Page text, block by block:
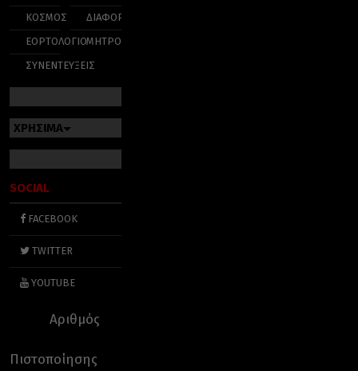
ΚΟΣΜΟΣ
ΕΟΡΤΟΛΟΓΙΟ
ΣΥΝΕΝΤΕΥΞΕΙΣ
ΔΙΑΦΟΡΑ
ΜΗΤΡΟΠΟΛΕΙΣ
ΧΡΗΣΙΜΑ
SOCIAL
FACEBOOK
TWITTER
YOUTUBE
Αριθμός
Πιστοποίησης